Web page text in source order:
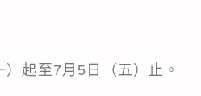
起至7月5日（五）止。